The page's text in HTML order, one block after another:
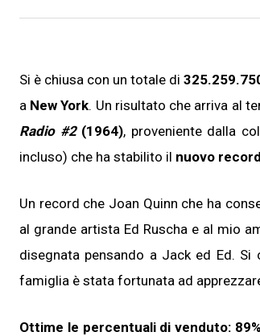
Si è chiusa con un totale di
a New York. Un risultato che arriva al
Radio #2 (1964), proveniente dalla
incluso) che ha stabilito il nuovo
Un record che Joan Quinn che ha
al grande artista Ed Ruscha e al mio
disegnata pensando a Jack ed Ed.
famiglia è stata fortunata ad
Ottime le percentuali di venduto: